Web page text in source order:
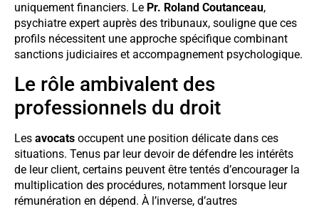
uniquement financiers. Le Pr. Roland Coutanceau,
psychiatre expert auprès des tribunaux, souligne que ces
profils nécessitent une approche spécifique combinant
sanctions judiciaires et accompagnement psychologique.
Le rôle ambivalent des
professionnels du droit
Les avocats occupent une position délicate dans ces
situations. Tenus par leur devoir de défendre les intérêts
de leur client, certains peuvent être tentés d’encourager la
multiplication des procédures, notamment lorsque leur
rémunération en dépend. À l’inverse, d’autres